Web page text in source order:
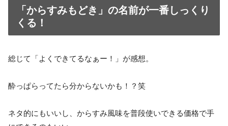
「からすみもどき」の名前が一番しっくり
くる！
総じて「よくできてるなぁー！」が感想。
酔っぱらってたら分からないかも！？笑
ネタ的にもいいし、からすみ風味を普段使いできる価格で手